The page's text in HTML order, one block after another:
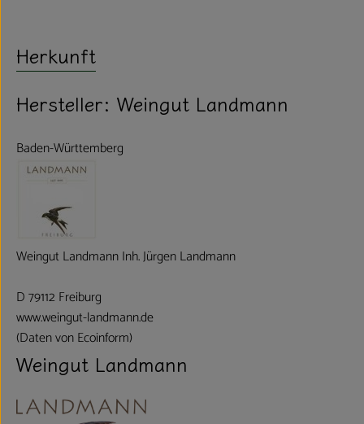
Herkunft
Hersteller: Weingut Landmann
Baden-Württemberg
Weingut Landmann Inh. Jürgen Landmann
D 79112 Freiburg
www.weingut-landmann.de
(Daten von Ecoinform)
Weingut Landmann